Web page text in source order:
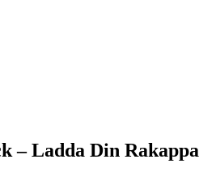
– Ladda Din